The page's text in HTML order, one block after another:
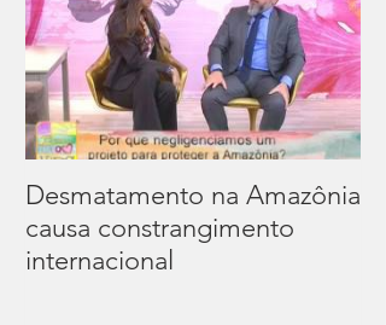
Desmatamento na Amazônia
causa constrangimento
internacional